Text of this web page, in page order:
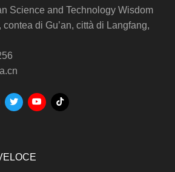
Science and Technology Wisdom
di Gu’an, città di Langfang,